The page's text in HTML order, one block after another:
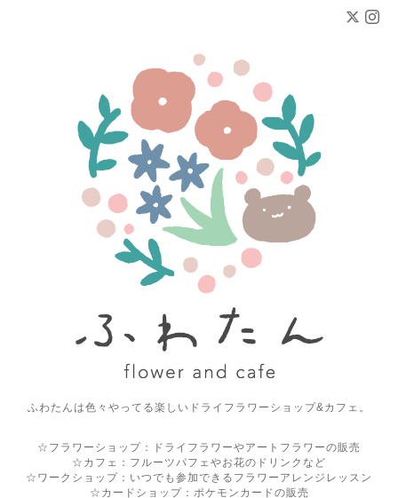
ふわたんは色々やってる楽しいドライフラワーショップ&カフェ。
☆フラワーショップ：ドライフラワーやアートフラワーの販売
☆カフェ：フルーツパフェやお花のドリンクなど
☆ワークショップ：いつでも参加できるフラワーアレンジレッスン
☆カードショップ：ポケモンカードの販売